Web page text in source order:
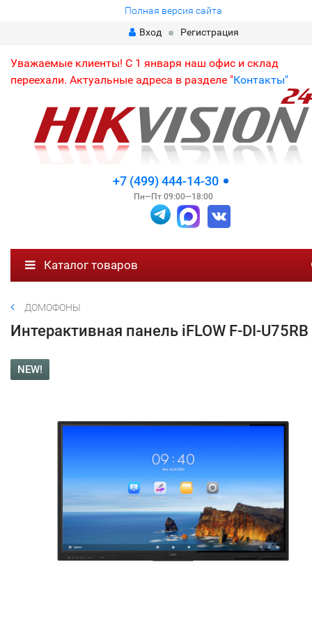
Полная версия сайта
Вход
Регистрация
Уважаемые клиенты! С 1 января наш офис и склад
переехали. Актуальные адреса в разделе "Контакты"
+7 (499) 444-14-30
Пн—Пт 09:00—18:00
Каталог товаров
ДОМОФОНЫ
Интерактивная панель iFLOW F-DI-U75RB
NEW!